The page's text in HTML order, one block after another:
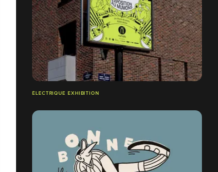
ÉLECTRIQUE EXHIBITION